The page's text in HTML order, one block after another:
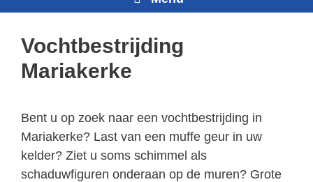
Vochtbestrijding
Mariakerke
Bent u op zoek naar een vochtbestrijding in
Mariakerke? Last van een muffe geur in uw
kelder? Ziet u soms schimmel als
schaduwfiguren onderaan op de muren? Grote